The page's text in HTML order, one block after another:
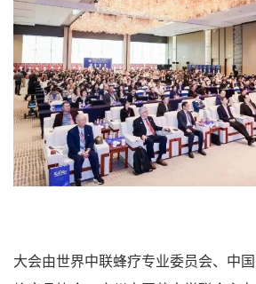
大会由世界中联蜂疗专业委员会、中